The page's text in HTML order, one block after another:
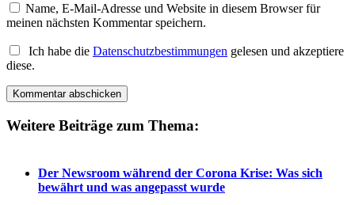
Name, E-Mail-Adresse und Website in diesem Browser für
meinen nächsten Kommentar speichern.
Ich habe die Datenschutzbestimmungen gelesen und akzeptiere
diese.
Weitere Beiträge zum Thema:
Der Newsroom während der Corona Krise: Was sich
bewährt und was angepasst wurde